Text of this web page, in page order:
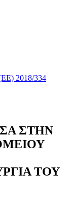
2018/334
ΣΤΗΝ
ΤΟΥ